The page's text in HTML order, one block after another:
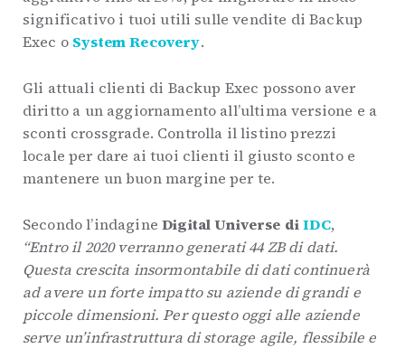
significativo i tuoi utili sulle vendite di Backup
Exec o System Recovery.
Gli attuali clienti di Backup Exec possono aver
diritto a un aggiornamento all’ultima versione e a
sconti crossgrade. Controlla il listino prezzi
locale per dare ai tuoi clienti il giusto sconto e
mantenere un buon margine per te.
Secondo l’indagineDigital Universe diIDC,
“Entro il 2020 verranno generati 44 ZB di dati.
Questa crescita insormontabile di dati continuerà
ad avere un forte impatto su aziende di grandi e
piccole dimensioni. Per questo oggi alle aziende
serve un’infrastruttura di storage agile, flessibile e